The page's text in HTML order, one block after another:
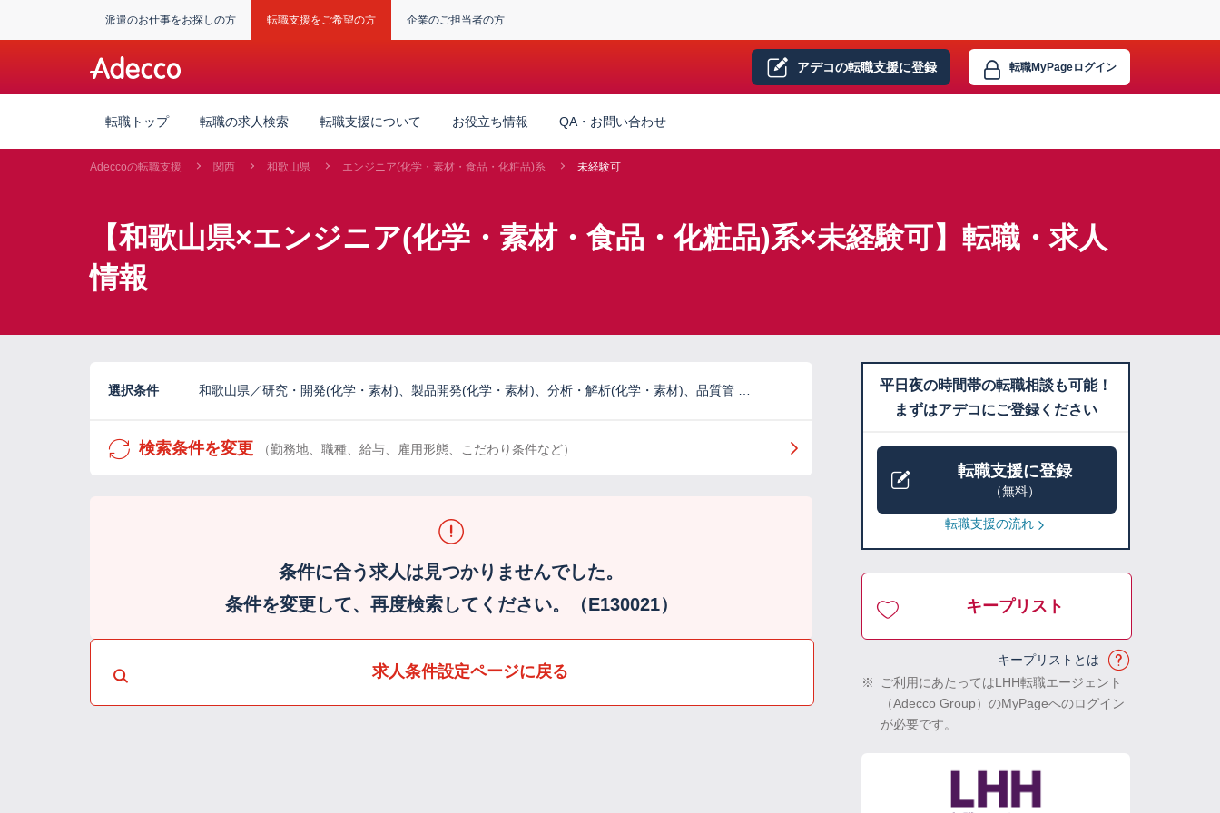
派遣のお仕事をお探しの方 転職支援をご希望の方 企業のご担当者の方
アデコの転職支援に登録 転職MyPageログイン
転職トップ 転職の求人検索 転職支援について お役立ち情報 QA・お問い合わせ
Adeccoの転職支援 関西 和歌山県 エンジニア(化学・素材・食品・化粧品)系 未経験可
【和歌山県×エンジニア(化学・素材・食品・化粧品)系×未経験可】転職・求人
情報
選択条件 和歌山県／研究・開発(化学・素材)、製品開発(化学・素材)、分析・解析(化学・素材)、品質管 …
検索条件を変更 （勤務地、職種、給与、雇用形態、こだわり条件など）
条件に合う求人は見つかりませんでした。
条件を変更して、再度検索してください。（E130021）
求人条件設定ページに戻る
平日夜の時間帯の転職相談も可能！
まずはアデコにご登録ください
転職支援に登録
（無料）
転職支援の流れ
キープリスト
キープリストとは
※
ご利用にあたってはLHH転職エージェント
（Adecco Group）のMyPageへのログイン
が必要です。